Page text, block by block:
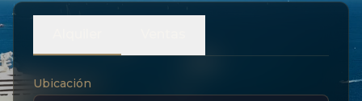
Ubicación